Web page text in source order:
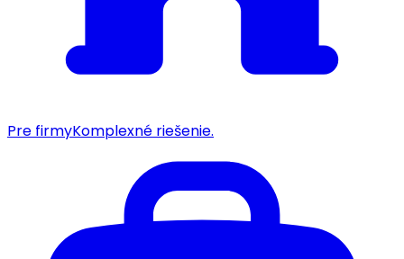
Pre firmyKomplexné riešenie.